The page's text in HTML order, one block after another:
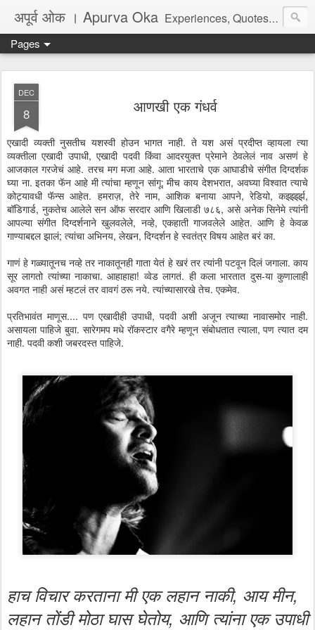
अपूर्व ओक । Apurva Oka Experiences, Quotes, One Liners, Articles, Stories, Travelogues, Poetry, and a lot of random thoughts and emotions. English, Marathi and the language of heart.
Pages
DEC
8 आणखी एक गंधर्व
एखादी व्यक्ती नुसतीच यशस्वी होउन भागत नाही. ते यश असं प्रदीप्त व्हायला त्या
व्यक्तीला एखादी उपाधी, एखादी पदवी किंवा आदरयुक्त प्रेमाने ठेवलेलं नाव असणं हे
आजकाल गरजेचं आहे. तरच मग मजा आहे. आता भारताचे एक आघाडीचे संगीत दिग्दर्शक
घ्या ना. इतका फॅन आहे मी त्यांचा म्हणून सांगू; मीच काय देशभरात, अवघ्या विश्वात त्याचे
कोट्यावधी फॅन्स आहेत. हमराज़, तेरे नाम, आशिक बनाया आपने, रेडियो, कर्झ्झ्झ्झ,
बॉडिगार्ड, नुकतेच आलेले सन ऑफ सरदार आणि खिलाडी ७८६, असे अनेक सिनेमे त्यांनी
आपल्या संगीत दिग्दर्शनाने खुलवलेले, नव्हे, एकहाती गाजवलेले आहेत. आणि हे केवळ
गाण्याबद्दल झालं; त्यांचा अभिनय, लेखन, दिग्दर्शन हे स्वतंत्र विषय आहेत बरं का.
गाणं हे गळ्यातूनच नव्हे तर नाकातूनही गाता येतं हे खरं तर त्यांनी पटवून दिलं जगाला. काय
सूर लागतो त्यांच्या नाकाचा. आहाहाहा! व्वेड लागतं. ही कला भारतात दुस-या कुणालाही
अवगत नाही असं म्हटलं तर वावगं ठरू नये. त्यांच्यासारखे तेच. एकमेव.
प्रतिभावंत माणूस.... पण एखादीही उपाधी, पदवी अशी अजून त्याच्या नावासमोर नाही.
असायला पाहिजे बुवा. सारेगमप मधे रॉकस्टार वगैरे म्हणून संबोधतात त्याला, पण त्यात दम
नाही. पदवी कशी जबरदस्त पाहिजे.
हाच विचार करताना मी एक लहान नाकी, आय मीन,
लहान तोंडी मोठा घास घेतोय, आणि त्यांना एक उपाधी